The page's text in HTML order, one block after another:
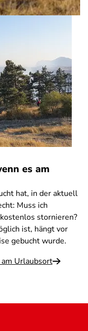
es am
hat, in der aktuell
Muss ich
stornieren?
ist, hängt vor
gebucht wurde.
Urlaubsort